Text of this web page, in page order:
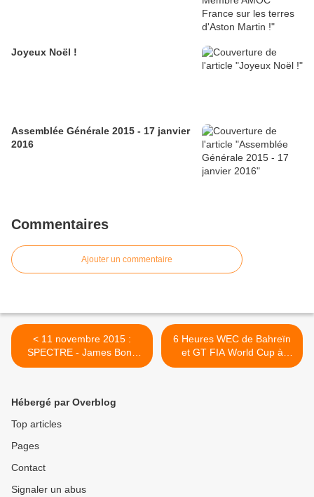
Joyeux Noël !
Assemblée Générale 2015 - 17 janvier
2016
Commentaires
Ajouter un commentaire
< 11 novembre 2015 :
SPECTRE - James Bond
007
6 Heures WEC de Bahreïn
et GT FIA World Cup à
Macao >
Hébergé par Overblog
Top articles
Pages
Contact
Signaler un abus